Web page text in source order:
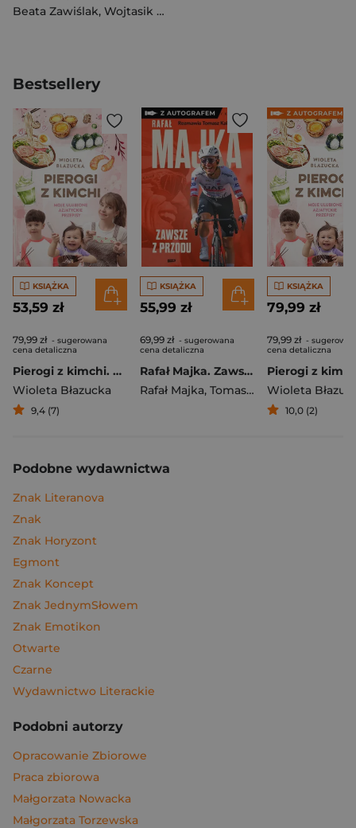
Beata Zawiślak, Wojtasik Marcin
Bestsellery
KSIĄŻKA
53,59 zł
79,99 zł - sugerowana
cena detaliczna
Pierogi z kimchi. Moje ulubione azjatyckie przepisy
Wioleta Błazucka
9,4 (7)
KSIĄŻKA
55,99 zł
69,99 zł - sugerowana
cena detaliczna
Rafał Majka. Zawsze z przodu. Rozmawia Tomasz Kalemba - książka z autografem
Rafał Majka, Tomasz Kalemba
KSIĄŻKA
79,99 zł
79,99 zł -
cena detaliczna
Wioleta
10,0 (2)
Podobne wydawnictwa
Znak Literanova
Znak
Znak Horyzont
Egmont
Znak Koncept
Znak JednymSłowem
Znak Emotikon
Otwarte
Czarne
Wydawnictwo Literackie
Podobni autorzy
Opracowanie Zbiorowe
Praca zbiorowa
Małgorzata Nowacka
Małgorzata Torzewska